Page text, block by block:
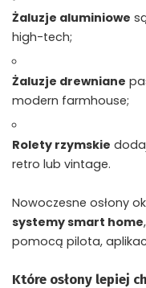
Żaluzje aluminiowe
high-tech;
Żaluzje drewniane
modern farmhouse;
Rolety rzymskie
retro lub vintage.
Nowoczesne osłony
systemy smart home
pomocą pilota,
Które osłony lepiej